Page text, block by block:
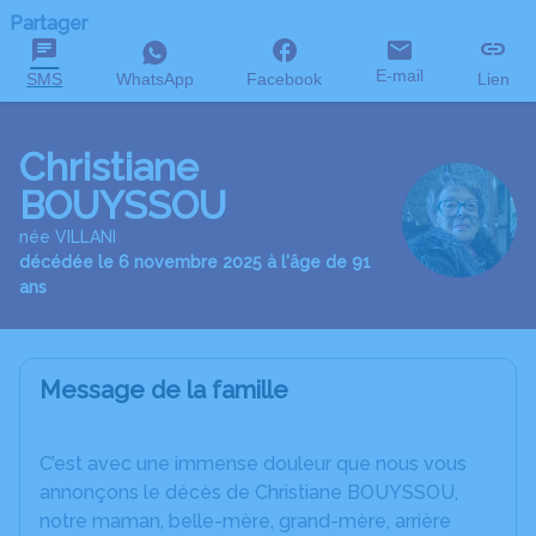
Partager
SMS WhatsApp Facebook E-mail Lien
Christiane
BOUYSSOU
née VILLANI
décédée le 6 novembre 2025 à l'âge de 91
ans
Message de la famille
C’est avec une immense douleur que nous vous
annonçons le décès de Christiane BOUYSSOU,
notre maman, belle-mère, grand-mère, arrière